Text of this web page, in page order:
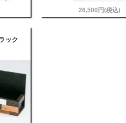
26,500円(税込)
ック